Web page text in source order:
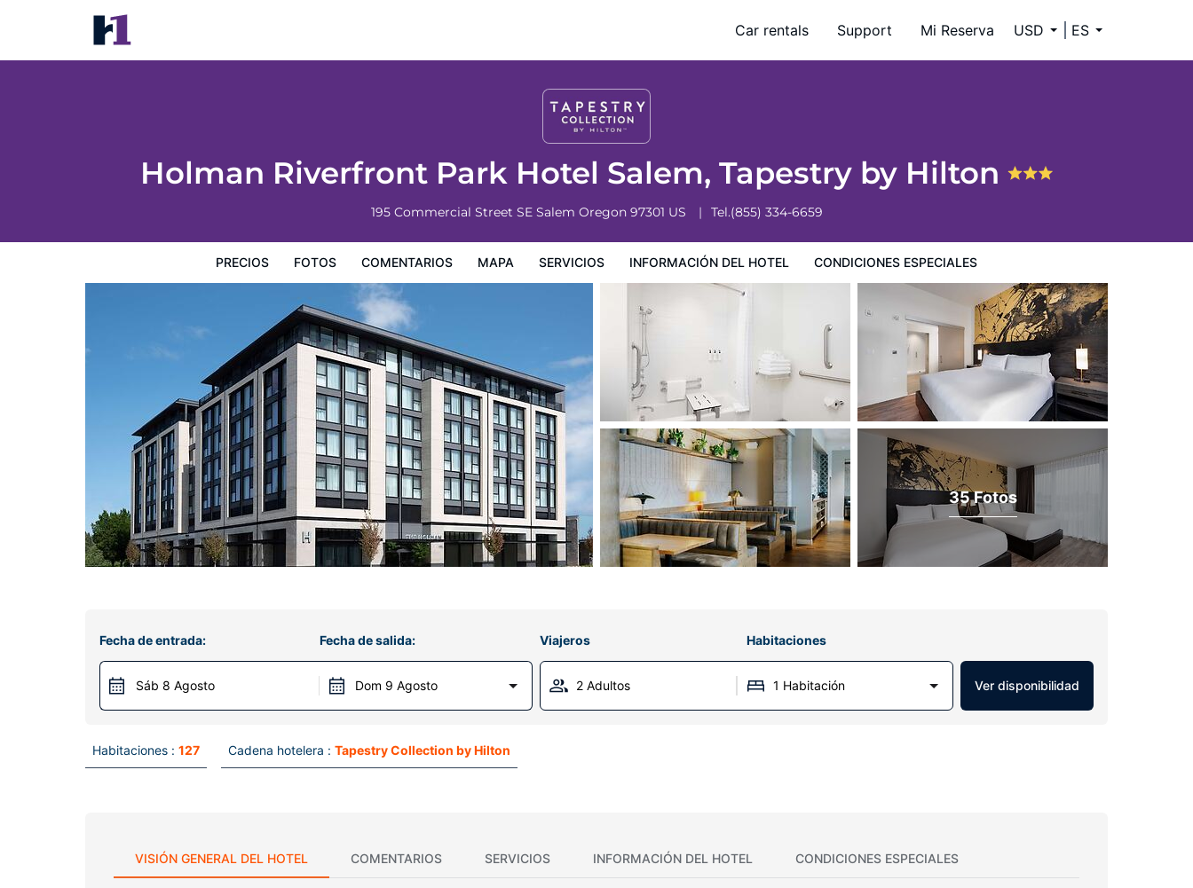
Car rentals Support Mi Reserva USD ES
Holman Riverfront Park Hotel Salem, Tapestry by Hilton
195 Commercial Street SE Salem Oregon 97301 US Tel.(855) 334-6659
PRECIOS FOTOS COMENTARIOS MAPA SERVICIOS INFORMACIÓN DEL HOTEL CONDICIONES ESPECIALES
Condiciones especiales
35 Fotos
Fecha de entrada:
Sáb 8 Agosto
Fecha de salida:
Dom 9 Agosto
Viajeros Habitaciones
2 Adultos 1 Habitación Ver disponibilidad
Habitaciones : 127 Cadena hotelera : Tapestry Collection by Hilton
VISIÓN GENERAL DEL HOTEL COMENTARIOS SERVICIOS INFORMACIÓN DEL HOTEL CONDICIONES ESPECIALES